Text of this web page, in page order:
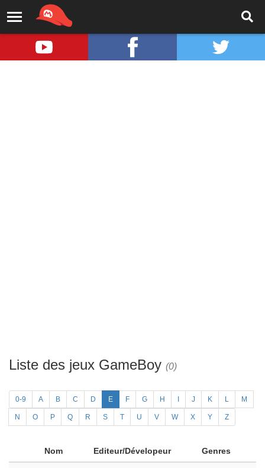
Liste des jeux GameBoy (0)
0-9 A B C D E F G H J K L M
N O P Q R S T U V W X Y Z
Nom Editeur/Dévelopeur Genres